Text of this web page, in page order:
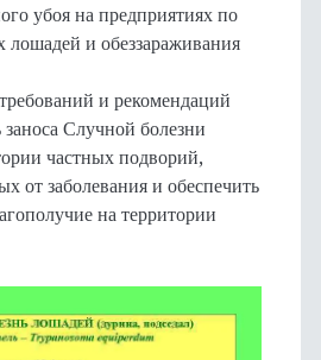
убоя на предприятиях по
лошадей и обеззараживания
и рекомендаций
заноса Случной болезни
частных подворий,
от заболевания и обеспечить
на территории